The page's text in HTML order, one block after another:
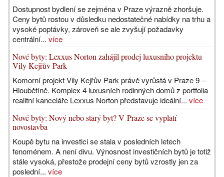
Dostupnost bydlení se zejména v Praze výrazně zhoršuje.
Ceny bytů rostou v důsledku nedostatečné nabídky na trhu a
vysoké poptávky, zároveň se ale zvyšují požadavky
centrální... více
Nové byty: Lexxus Norton zahájil prodej luxusního projektu
Vily Kejřův Park
Komorní projekt Vily Kejřův Park právě vyrůstá v Praze 9 –
Hloubětíně. Komplex 4 luxusních rodinných domů z portfolia
realitní kanceláře Lexxus Norton představuje ideální... více
Nové byty: Nový nebo starý byt? V Praze se vyplatí
novostavba
Koupě bytu na investici se stala v posledních letech
fenoménem. A není divu. Výnosnost investičních bytů je totiž
stále vysoká, přestože prodejní ceny bytů vzrostly jen za
poslední... více